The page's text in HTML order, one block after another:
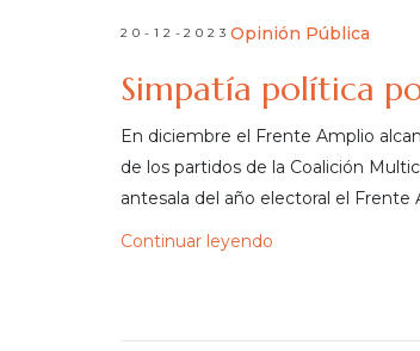
20-12-2023Opinión Pública
Simpatía política
En diciembre el Frente Amplio
de los partidos de la Coalición
antesala del año electoral el
Continuar leyendo